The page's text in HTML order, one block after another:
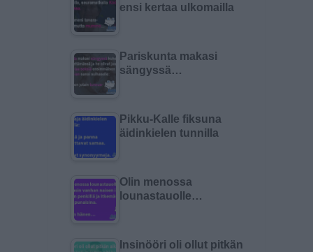
ensi kertaa ulkomailla
Pariskunta makasi
sängyssä…
Pikku-Kalle fiksuna
äidinkielen tunnilla
Olin menossa
lounastauolle…
Insinööri oli ollut pitkän